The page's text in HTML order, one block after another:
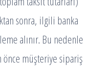
sonra, ilgili banka
alınır. Bu nedenle
müşteriye sipariş